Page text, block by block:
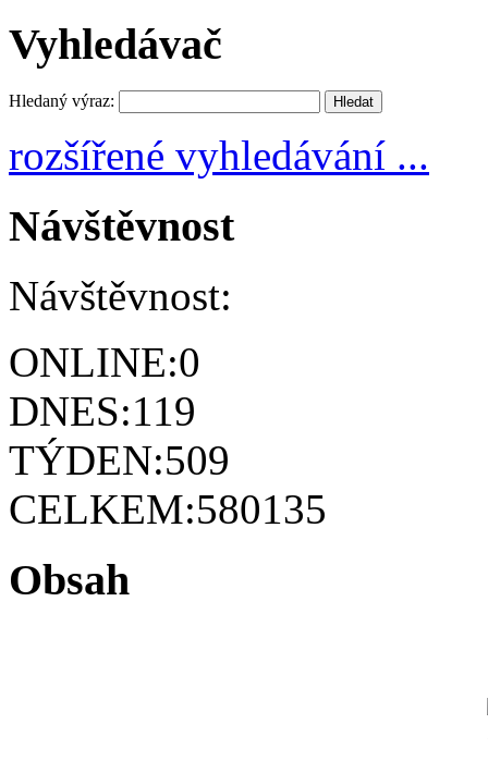
Vyhledávač
Hledaný výraz:
rozšířené vyhledávání ...
Návštěvnost
Návštěvnost:
ONLINE:0
DNES:119
TÝDEN:509
CELKEM:580135
Obsah